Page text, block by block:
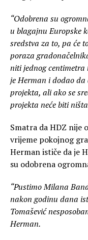
“Odobrena su
u blagajnu Europske
sredstva za to, pa će
poraza
niti jednog centimetra
je Herman i dodao da
projekta, ali ako se
projekta neće biti
Smatra da HDZ nije
vrijeme pokojnog
Herman ističe da je
su odobrena
“Pustimo Milana
nakon godinu dana
Tomašević
Herman.